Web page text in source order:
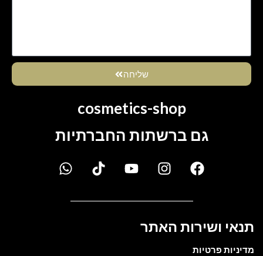
שליחה
cosmetics-shop
גם ברשתות החברתיות
תנאי ושירות האתר
מדיניות פרטיות